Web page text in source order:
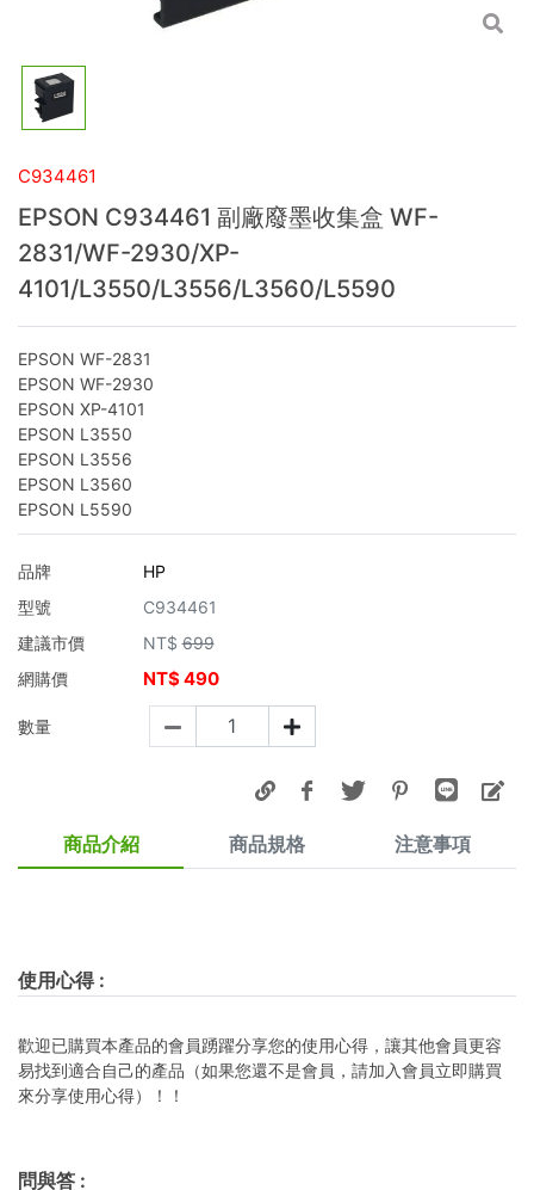
C934461
EPSON C934461 副廠廢墨收集盒 WF-
2831/WF-2930/XP-
4101/L3550/L3556/L3560/L5590
EPSON WF-2831
EPSON WF-2930
EPSON XP-4101
EPSON L3550
EPSON L3556
EPSON L3560
EPSON L5590
品牌
HP
型號
C934461
建議市價
NT$ 699
網購價
NT$490
數量
商品介紹 商品規格 注意事項
使用心得:
歡迎已購買本產品的會員踴躍分享您的使用心得，讓其他會員更容
易找到適合自己的產品（如果您還不是會員，請加入會員立即購買
來分享使用心得）！！
問與答 :